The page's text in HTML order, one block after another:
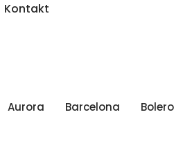
Kontakt
more
Aurora
more
Barcelona
more
Bolero